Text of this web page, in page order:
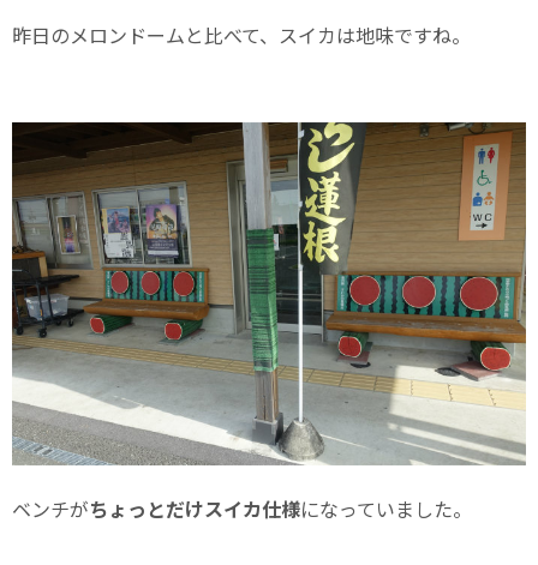
昨日のメロンドームと比べて、スイカは地味ですね。
ベンチがちょっとだけスイカ仕様になっていました。